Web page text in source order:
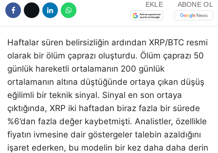
EKLE ABONE OL
Haftalar süren belirsizliğin ardından XRP/BTC resmi
olarak bir ölüm çaprazı oluşturdu. Ölüm çaprazı 50
günlük hareketli ortalamanın 200 günlük
ortalamanın altına düştüğünde ortaya çıkan düşüş
eğilimli bir teknik sinyal. Sinyal en son ortaya
çıktığında, XRP iki haftadan biraz fazla bir sürede
%6’dan fazla değer kaybetmişti. Analistler, özellikle
fiyatın ivmesine dair göstergeler talebin azaldığını
işaret ederken, bu modelin bir kez daha daha derin